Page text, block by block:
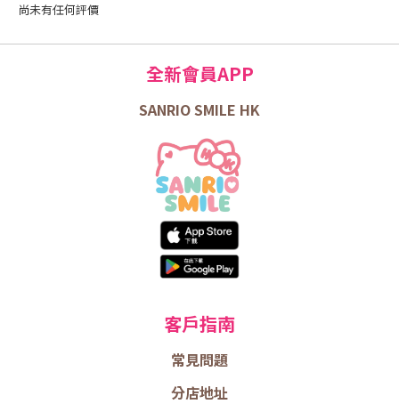
尚未有任何評價
全新會員APP
SANRIO SMILE HK
客戶指南
常見問題
分店地址